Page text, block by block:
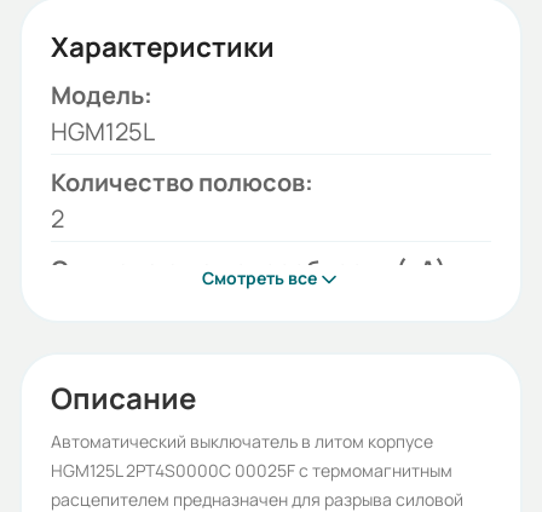
Характеристики
Модель:
HGM125L
Количество полюсов:
2
Отключающая способность (кА):
20-25
Тип тока:
АС
Смотреть все
Описание
Автоматический выключатель в литом корпусе
HGM125L 2PT4S0000C 00025F с термомагнитным
расцепителем предназначен для разрыва силовой